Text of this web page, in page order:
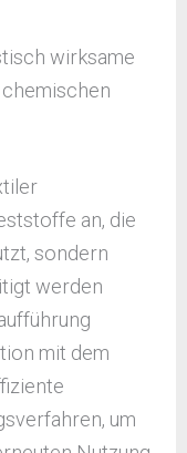
wirksame
an, die
sondern
werden
mit dem
um